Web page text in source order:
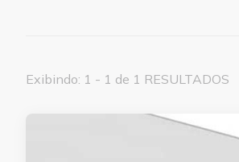
Exibindo: 1 - 1 de 1 RESULTADOS